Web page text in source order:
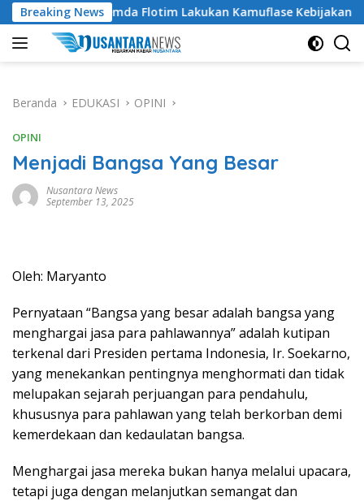
Langsung
ke
konten
Breaking News
Pemda Flotim Lakukan Kamuflase Kebijakan Politik
Beranda EDUKASI OPINI
OPINI
Menjadi Bangsa Yang Besar
Nusantara News
September 13, 2025
Oleh: Maryanto
Pernyataan “Bangsa yang besar adalah bangsa yang
menghargai jasa para pahlawannya” adalah kutipan
terkenal dari Presiden pertama Indonesia, Ir. Soekarno,
yang menekankan pentingnya menghormati dan tidak
melupakan sejarah perjuangan para pendahulu,
khususnya para pahlawan yang telah berkorban demi
kemerdekaan dan kedaulatan bangsa.
Menghargai jasa mereka bukan hanya melalui upacara,
tetapi juga dengan melanjutkan semangat dan